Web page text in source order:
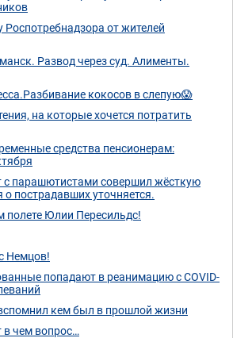
Роспотребнадзора от жителей
Развод через суд. Алименты.
кокосов в слепую😱
на которые хочется потратить
средства пенсионерам:
с парашютистами совершил жёсткую
пострадавших уточняется.
Юлии Пересильдс!
Немцов!
попадают в реанимацию с COVID-
кем был в прошлой жизни
в чем вопрос…